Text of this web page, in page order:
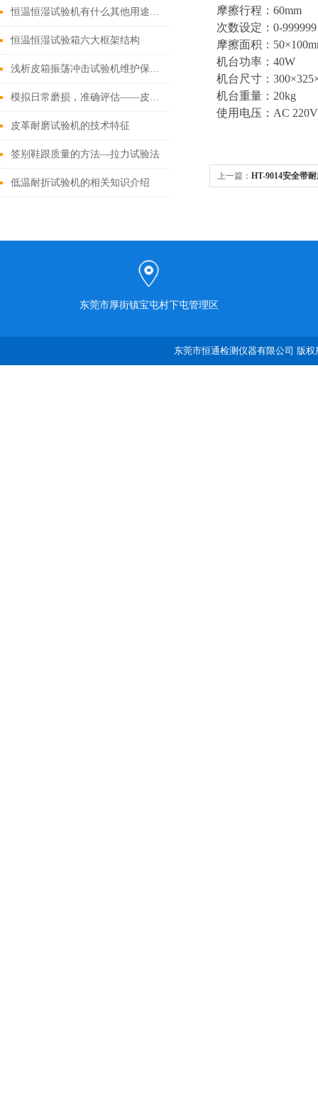
恒温恒湿试验机有什么其他用途吗？
恒温恒湿试验箱六大框架结构
浅析皮箱振荡冲击试验机维护保养及注意事项
模拟日常磨损，准确评估——皮革耐揉试验机技术前沿
皮革耐磨试验机的技术特征
签别鞋跟质量的方法—拉力试验法
低温耐折试验机的相关知识介绍
摩擦行程：60mm
次数设定：0-
摩擦面积：
机台功率：40W
机台尺寸：
机台重量：20kg
使用电压：AC
上一篇： HT-9014安全带
东莞市厚街镇宝屯村下屯管理区
东莞市恒通检测仪器有限公司 版